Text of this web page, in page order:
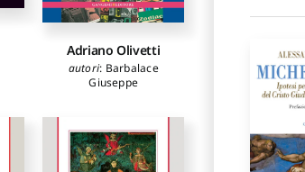
Adriano Olivetti
autori: Barbalace
Giuseppe